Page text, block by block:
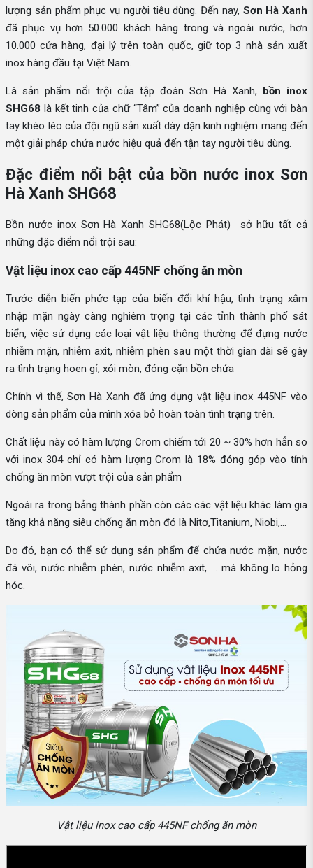
lượng sản phẩm phục vụ người tiêu dùng. Đến nay, Sơn Hà Xanh
đã phục vụ hơn 50.000 khách hàng trong và ngoài nước, hơn
10.000 cửa hàng, đại lý trên toàn quốc, giữ top 3 nhà sản xuất
inox hàng đầu tại Việt Nam.
Là sản phẩm nổi trội của tập đoàn Sơn Hà Xanh, bồn inox
SHG68 là kết tinh của chữ “Tâm” của doanh nghiệp cùng với bàn
tay khéo léo của đội ngũ sản xuất dày dặn kinh nghiệm mang đến
một giải pháp chứa nước hiệu quả đến tận tay người tiêu dùng.
Đặc điểm nổi bật của bồn nước inox Sơn
Hà Xanh SHG68
Bồn nước inox Sơn Hà Xanh SHG68(Lộc Phát) sở hữu tất cả
những đặc điểm nổi trội sau:
Vật liệu inox cao cấp 445NF chống ăn mòn
Trước diễn biến phức tạp của biến đổi khí hậu, tình trạng xâm
nhập mặn ngày càng nghiêm trọng tại các tỉnh thành phố sát
biển, việc sử dụng các loại vật liệu thông thường để đựng nước
nhiễm mặn, nhiễm axit, nhiễm phèn sau một thời gian dài sẽ gây
ra tình trạng hoen gỉ, xói mòn, đóng cặn bồn chứa
Chính vì thế, Sơn Hà Xanh đã ứng dụng vật liệu inox 445NF vào
dòng sản phẩm của mình xóa bỏ hoàn toàn tình trạng trên.
Chất liệu này có hàm lượng Crom chiếm tới 20 ~ 30% hơn hẳn so
với inox 304 chỉ có hàm lượng Crom là 18% đóng góp vào tính
chống ăn mòn vượt trội của sản phẩm
Ngoài ra trong bảng thành phần còn các các vật liệu khác làm gia
tăng khả năng siêu chống ăn mòn đó là Nitơ,Titanium, Niobi,...
Do đó, bạn có thể sử dụng sản phẩm để chứa nước mặn, nước
đá vôi, nước nhiễm phèn, nước nhiễm axit, … mà không lo hỏng
hóc.
Vật liệu inox cao cấp 445NF chống ăn mòn